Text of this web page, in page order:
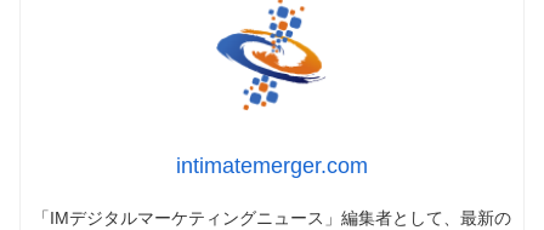
intimatemerger.com
「IMデジタルマーケティングニュース」編集者として、最新の